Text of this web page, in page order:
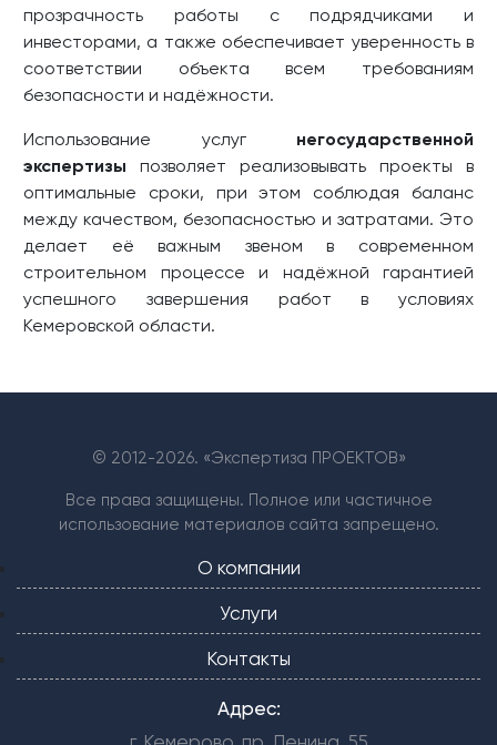
прозрачность работы с подрядчиками и
инвесторами, а также обеспечивает уверенность в
соответствии объекта всем требованиям
безопасности и надёжности.
Использование услуг негосударственной
экспертизы позволяет реализовывать проекты в
оптимальные сроки, при этом соблюдая баланс
между качеством, безопасностью и затратами. Это
делает её важным звеном в современном
строительном процессе и надёжной гарантией
успешного завершения работ в условиях
Кемеровской области.
© 2012-2026. «Экспертиза ПРОЕКТОВ»
Все права защищены. Полное или частичное
использование материалов сайта запрещено.
О компании
Услуги
Контакты
Адрес: